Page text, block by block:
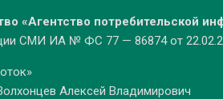
«Агентство потребительской
СМИ ИА № ФС 77 — 86874 от
Алексей Владимирович